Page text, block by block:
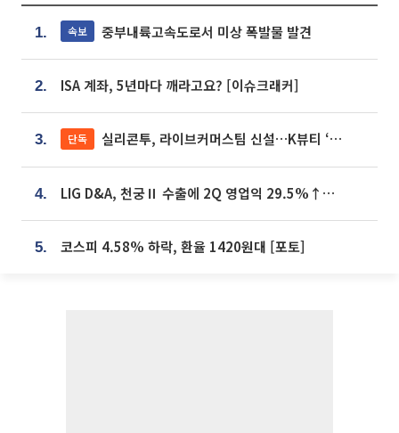
1. 속보 중부내륙고속도로서 미상 폭발물 발견
2. ISA 계좌, 5년마다 깨라고요? [이슈크래커]
3. 단독 실리콘투, 라이브커머스팀 신설…K뷰티 ‘글로벌 판매망’ 확대[K뷰티 라방戰]
4. LIG D&A, 천궁Ⅱ 수출에 2Q 영업익 29.5%↑…수주잔고 24.6조 [종합]
5. 코스피 4.58% 하락, 환율 1420원대 [포토]